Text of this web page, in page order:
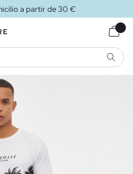
a partir de 30 €